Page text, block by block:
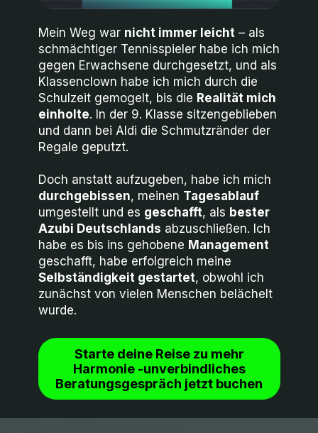
Mein Weg war nicht immer leicht – als
schmächtiger Tennisspieler habe ich mich
gegen Erwachsene durchgesetzt, und als
Klassenclown habe ich mich durch die
Schulzeit gemogelt, bis die Realität mich
einholte. In der 9. Klasse sitzengeblieben
und dann bei Aldi die Schmutzränder der
Regale geputzt.
Doch anstatt aufzugeben, habe ich mich
durchgebissen, meinen Tagesablauf
umgestellt und es geschafft, als bester
Azubi Deutschlands abzuschließen. Ich
habe es bis ins gehobene Management
geschafft, habe erfolgreich meine
Selbständigkeit gestartet, obwohl ich
zunächst von vielen Menschen belächelt
wurde.
Starte deine Reise zu mehr
Harmonie -unverbindliches
Beratungsgespräch jetzt buchen